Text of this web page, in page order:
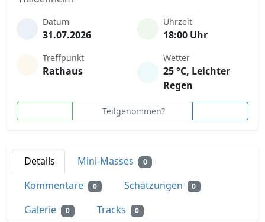
Datum
31.07.2026
Uhrzeit
18:00 Uhr
Treffpunkt
Rathaus
Wetter
25 °C, Leichter
Regen
Teilgenommen?
Details Mini-Masses 0
Kommentare 0 Schätzungen 0
Galerie 0 Tracks 0